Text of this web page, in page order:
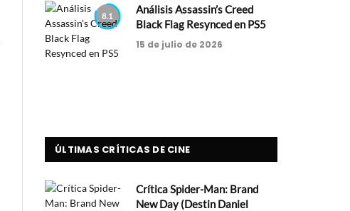
8.1
Análisis Assassin’s Creed
Black Flag Resynced en PS5
15 de julio de 2026
ÚLTIMAS CRÍTICAS DE CINE
Crítica Spider-Man: Brand
New Day (Destin Daniel